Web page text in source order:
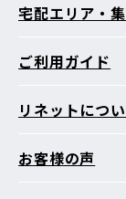
宅配エリア・
ご利用ガイド
リネットにつ
お客様の声